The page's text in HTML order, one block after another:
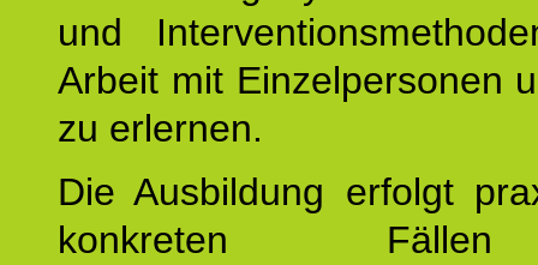
und
Arbeit mit Einzelpersonen
zu erlernen.
Die Ausbildung erfolgt
konkreten